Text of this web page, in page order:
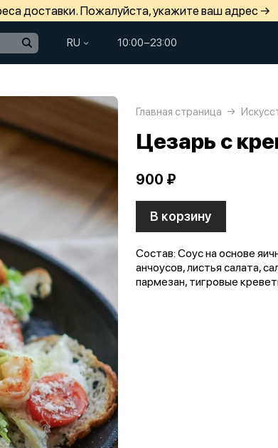
доставки. Пожалуйста, укажите ваш адрес →
RU 10:00−23:00
Главная страница
Цезарь с
900 ₽
В корзину
Состав: Соус на основе
анчоусов, листья салата,
пармезан, тигровые